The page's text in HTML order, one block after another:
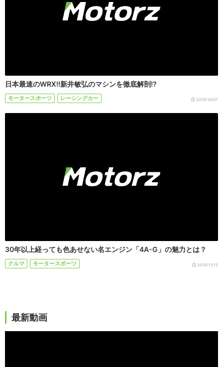
日本最速のWRX!!新井敏弘のマシンを徹底解剖!?
モータースポーツ レーシングカー 2019/10/07
30年以上経っても色あせない名エンジン「4A-G」の魅力とは？
クルマ モータースポーツ 2019/11/13
最新動画